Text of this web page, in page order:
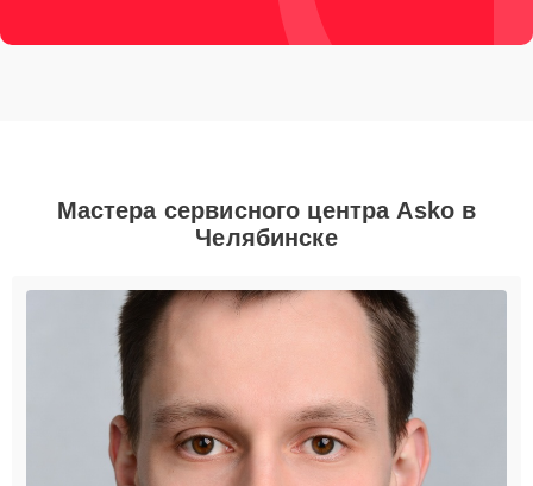
Мастера сервисного центра Asko в
Челябинске